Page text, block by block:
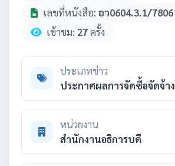
เลขที่หนังสือ: อว0604.3.1/7806
เข้าชม: 27ครั้ง
ประเภทข่าว
ประกาศผลการจัดซื้อจัดจ้าง
หน่วยงาน
สำนักงานอธิการบดี